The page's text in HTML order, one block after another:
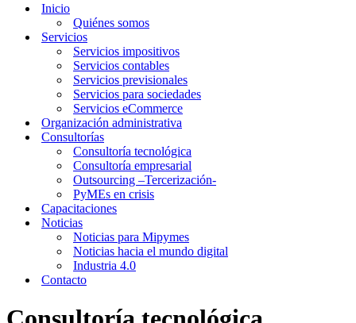
navegación
Inicio
Quiénes somos
Servicios
Servicios impositivos
Servicios contables
Servicios previsionales
Servicios para sociedades
Servicios eCommerce
Organización administrativa
Consultorías
Consultoría tecnológica
Consultoría empresarial
Outsourcing –Tercerización-
PyMEs en crisis
Capacitaciones
Noticias
Noticias para Mipymes
Noticias hacia el mundo digital
Industria 4.0
Contacto